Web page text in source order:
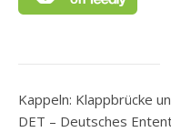
Kappeln: Klappbrücke
DET – Deutsches